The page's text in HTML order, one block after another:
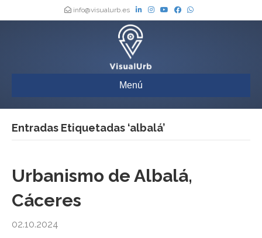
info@visualurb.es
Menú
Entradas Etiquetadas ‘albalá’
Urbanismo de Albalá,
Cáceres
02.10.2024